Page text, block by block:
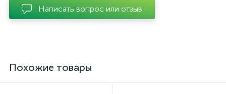
Написать вопрос или отзыв
Похожие товары